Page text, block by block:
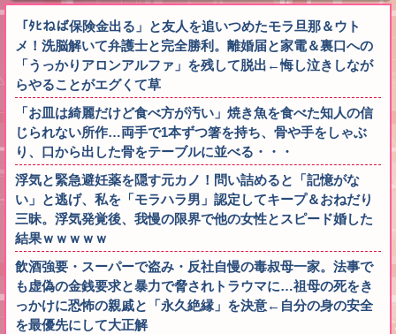
「ﾀﾋねば保険金出る」と友人を追いつめたモラ旦那＆ウト
メ！洗脳解いて弁護士と完全勝利。離婚届と家電＆裏口への
「うっかりアロンアルファ」を残して脱出←悔し泣きしなが
らやることがエグくて草
「お皿は綺麗だけど食べ方が汚い」焼き魚を食べた知人の信
じられない所作…両手で1本ずつ箸を持ち、骨や手をしゃぶ
り、口から出した骨をテーブルに並べる・・・
浮気と緊急避妊薬を隠す元カノ！問い詰めると「記憶がな
い」と逃げ、私を「モラハラ男」認定してキープ＆おねだり
三昧。浮気発覚後、我慢の限界で他の女性とスピード婚した
結果ｗｗｗｗｗ
飲酒強要・スーパーで盗み・反社自慢の毒叔母一家。法事で
も虚偽の金銭要求と暴力で脅されトラウマに…祖母の死をき
っかけに恐怖の親戚と「永久絶縁」を決意←自分の身の安全
を最優先にして大正解